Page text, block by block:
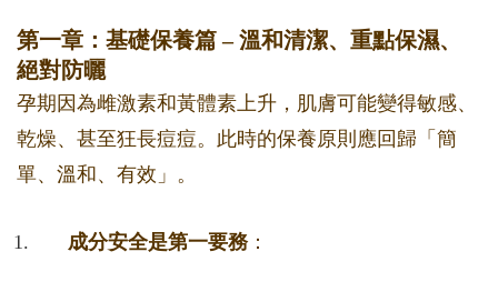
第一章：基礎保養篇 – 溫和清潔、重點保濕、
絕對防曬
孕期因為雌激素和黃體素上升，肌膚可能變得敏感、
乾燥、甚至狂長痘痘。此時的保養原則應回歸「簡
單、溫和、有效」。
成分安全是第一要務：